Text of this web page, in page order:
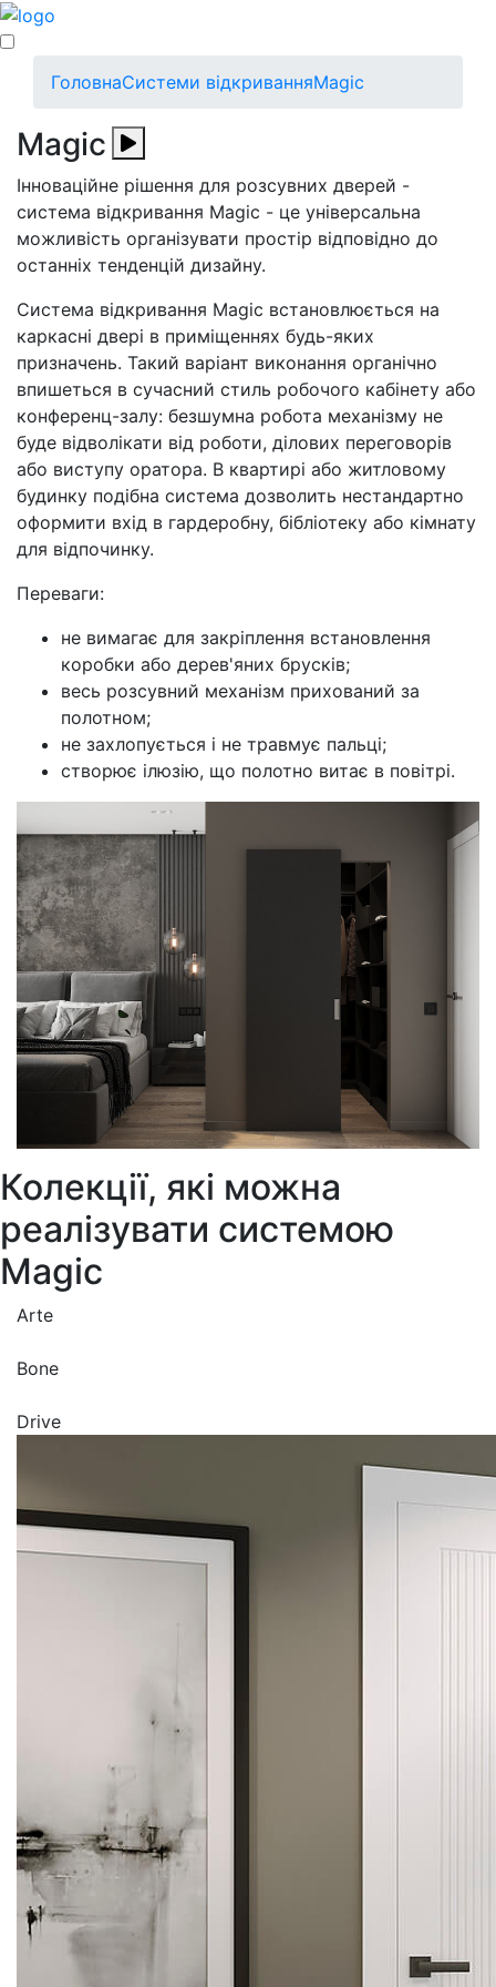
ГоловнаСистеми відкриванняMagic
Magic
Інноваційне рішення для розсувних дверей -
система відкривання Magic - це універсальна
можливість організувати простір відповідно до
останніх тенденцій дизайну.
Система відкривання Magic встановлюється на
каркасні двері в приміщеннях будь-яких
призначень. Такий варіант виконання органічно
впишеться в сучасний стиль робочого кабінету або
конференц-залу: безшумна робота механізму не
буде відволікати від роботи, ділових переговорів
або виступу оратора. В квартирі або житловому
будинку подібна система дозволить нестандартно
оформити вхід в гардеробну, бібліотеку або кімнату
для відпочинку.
Переваги:
не вимагає для закріплення встановлення
коробки або дерев'яних брусків;
весь розсувний механізм прихований за
полотном;
не захлопується і не травмує пальці;
створює ілюзію, що полотно витає в повітрі.
Колекції, які можна
реалізувати системою
Magic
Arte
Bone
Drive